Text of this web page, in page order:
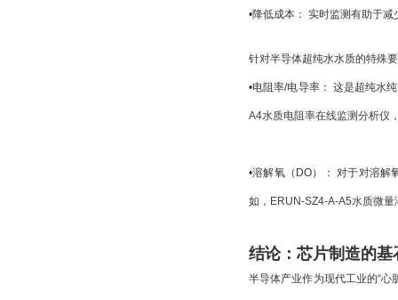
•降低成本： 实时监测有助于减
针对半导体超纯水水质的特殊
•电阻率/电导率： 这是超纯水
A4水质电阻率在线监测分析仪
•溶解氧（DO）： 对于对溶解
如， ERUN-SZ4-A-A5水质微
结论：芯片制造的
半导体产业作为现代工业的“